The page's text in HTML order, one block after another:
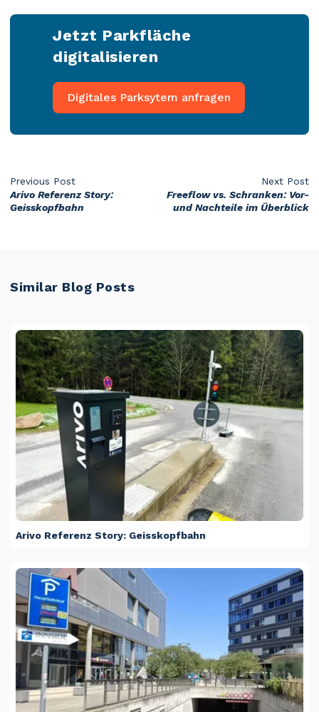
Jetzt Parkfläche
digitalisieren
Digitales Parksytem anfragen
Previous Post
Arivo Referenz Story:
Geisskopfbahn
Next Post
Freeflow vs. Schranken: Vor-
und Nachteile im Überblick
Similar Blog Posts
Arivo Referenz Story: Geisskopfbahn